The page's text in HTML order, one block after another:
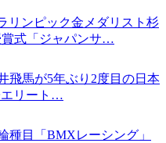
リンピック金メダリスト杉
賞式「ジャパンサ…
飛馬が5年ぶり2度目の日本
エリート…
種目「BMXレーシング」